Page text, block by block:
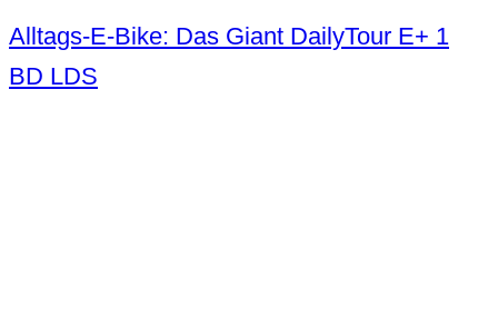
Alltags-E-Bike: Das Giant DailyTour E+ 1
BD LDS